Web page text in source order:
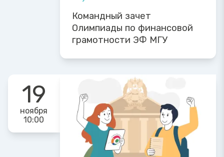
Командный зачет
Олимпиады по финансовой
грамотности ЭФ МГУ
19
ноября
10:00